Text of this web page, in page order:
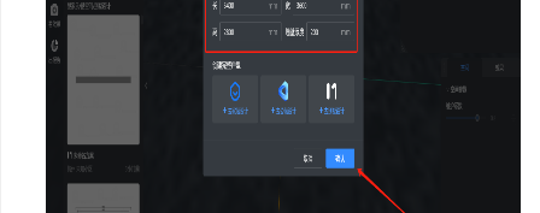
》GB/T50034-2024